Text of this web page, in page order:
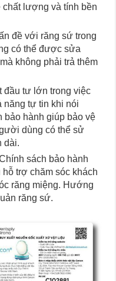
chất lượng và tính bền
đề với răng sứ trong
có thể được sửa
không phải trả thêm
đầu tư lớn trong việc
năng tự tin khi nói
bảo hành giúp bảo vệ
dùng có thể sử
dài.
sách bảo hành
trợ chăm sóc khách
răng miệng. Hướng
răng sứ.